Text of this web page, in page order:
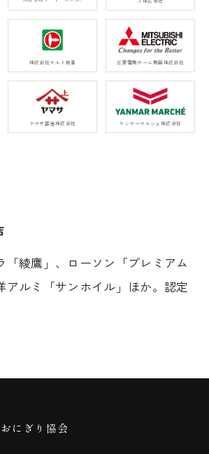
株式会社マルト商事 三菱電機ホーム機器株式会社
ヤマサ醤油株式会社 ヤンマーマルシェ株式会社
「綾鷹」、ローソン「プレミアム
アルミ「サンホイル」ほか。認定
にぎり協会